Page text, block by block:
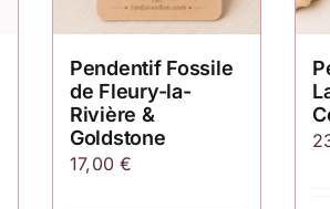
Pendentif Fossile
de Fleury-la-
Rivière &
Goldstone
17,00€